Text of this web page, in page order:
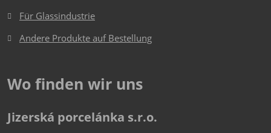
Für Glassindustrie
Andere Produkte auf Bestellung
Wo finden wir uns
Jizerská porcelánka s.r.o.